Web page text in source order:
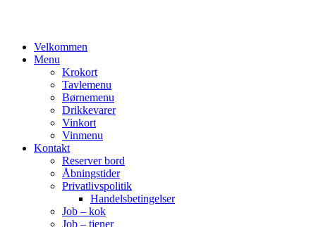
Primary
Menu
Velkommen
Menu
Krokort
Tavlemenu
Børnemenu
Drikkevarer
Vinkort
Vinmenu
Kontakt
Reserver bord
Åbningstider
Privatlivspolitik
Handelsbetingelser
Job – kok
Job – tjener